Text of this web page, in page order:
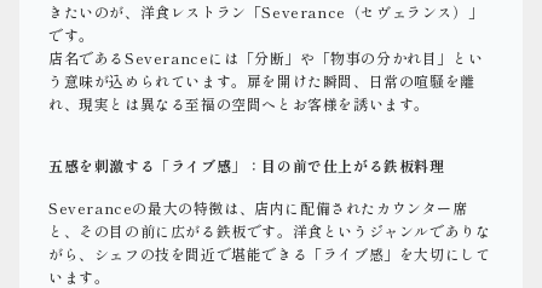
きたいのが、洋食レストラン「Severance（セヴェランス）」
です。
店名であるSeveranceには「分断」や「物事の分かれ目」とい
う意味が込められています。扉を開けた瞬間、日常の喧騒を離
れ、現実とは異なる至福の空間へとお客様を誘います。
五感を刺激する「ライブ感」：目の前で仕上がる鉄板料理
Severanceの最大の特徴は、店内に配備されたカウンター席
と、その目の前に広がる鉄板です。洋食というジャンルでありな
がら、シェフの技を間近で堪能できる「ライブ感」を大切にして
います。